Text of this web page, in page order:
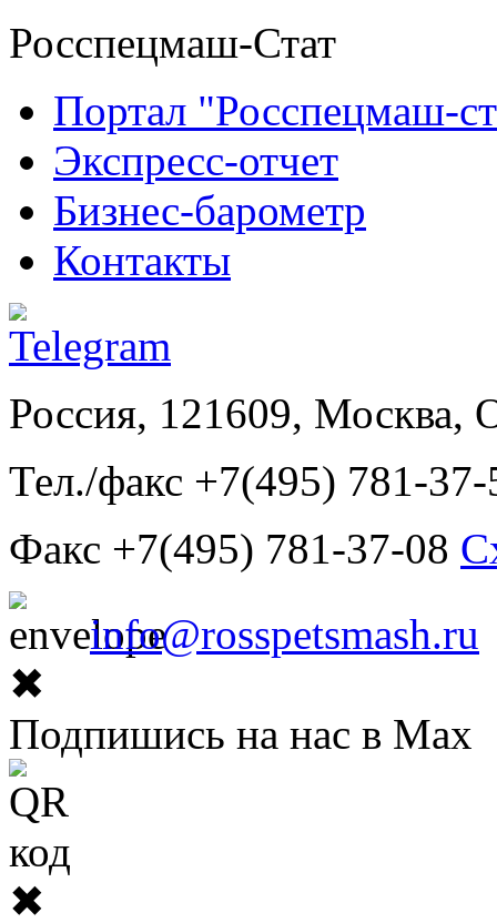
Росспецмаш-Стат
Портал "Росспецмаш-
Экспресс-отчет
Бизнес-барометр
Контакты
Россия, 121609, Москва,
Тел./факс +7(495) 781-37-
Факс +7(495) 781-37-08
info@rosspetsmash.ru
✖
Подпишись на нас в Max
✖